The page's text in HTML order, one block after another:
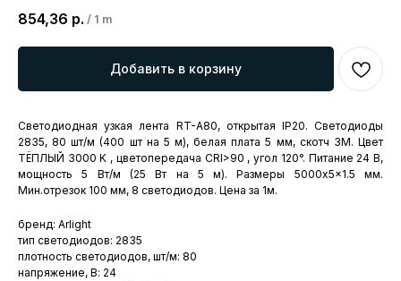
854,36 р. / 1 m
Добавить в корзину
Светодиодная узкая лента RT-A80, открытая IP20. Светодиоды
2835, 80 шт/м (400 шт на 5 м), белая плата 5 мм, скотч 3M. Цвет
ТЁПЛЫЙ 3000 K , цветопередача CRI>90 , угол 120°. Питание 24 В,
мощность 5 Вт/м (25 Вт на 5 м). Размеры 5000x5x1.5 мм.
Мин.отрезок 100 мм, 8 светодиодов. Цена за 1м.
бренд: Arlight
тип светодиодов: 2835
плотность светодиодов, шт/м: 80
напряжение, В: 24